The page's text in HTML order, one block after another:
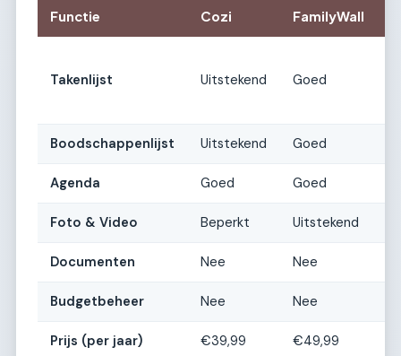
Functie Cozi FamilyWall
Takenlijst Uitstekend Goed
Boodschappenlijst Uitstekend Goed
Agenda Goed Goed
Foto & Video Beperkt Uitstekend
Documenten Nee Nee
Budgetbeheer Nee Nee
Prijs (per jaar) €39,99 €49,99